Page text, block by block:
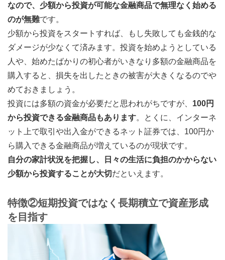
なので、少額から投資が可能な金融商品で無理なく始める
のが無難です。
少額から投資をスタートすれば、もし失敗しても金銭的な
ダメージが少なくて済みます。投資を始めようとしている
人や、始めたばかりの初心者がいきなり多額の金融商品を
購入すると、損失を出したときの被害が大きくなるのでや
めておきましょう。
投資には多額の資金が必要だと思われがちですが、 100円
から投資できる金融商品もあります。とくに、インターネ
ット上で取引や出入金ができるネット証券では、100円か
ら購入できる金融商品が増えているのが現状です。
自分の家計状況を把握し、日々の生活に負担のかからない
少額から投資することが大切 だといえます。
特徴②短期投資ではなく長期積立で資産形成
を目指す